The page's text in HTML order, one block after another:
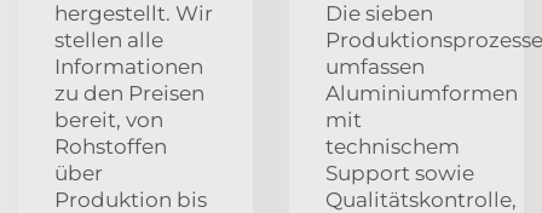
hergestellt. Wir
stellen alle
Informationen
zu den Preisen
bereit, von
Rohstoffen
über
Produktion bis
Die sieben
Produktionsprozesse
umfassen
Aluminiumformen
mit
technischem
Support sowie
Qualitätskontrolle,